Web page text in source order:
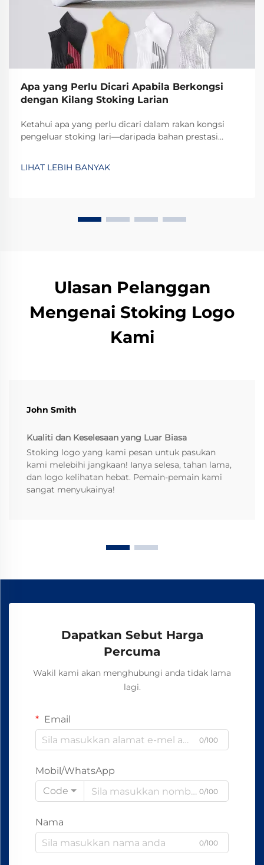
Apa yang Perlu Dicari Apabila Berkongsi
dengan Kilang Stoking Larian
Ketahui apa yang perlu dicari dalam rakan kongsi
pengeluar stoking lari—daripada bahan prestasi
pematuhan. Dapatkan senarai semak audit kilang hari
LIHAT LEBIH BANYAK
Ulasan Pelanggan
Mengenai Stoking Logo
Kami
John Smith
Kualiti dan Keselesaan yang Luar Biasa
Stoking logo yang kami pesan untuk pasukan
kami melebihi jangkaan! Ianya selesa, tahan lama,
dan logo kelihatan hebat. Pemain-pemain kami
sangat menyukainya!
Dapatkan Sebut Harga
Percuma
Wakil kami akan menghubungi anda tidak lama
lagi.
Email
0/100
Mobil/WhatsApp
Code
0/100
Nama
0/100